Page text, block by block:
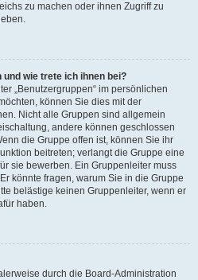
zu machen oder ihnen Zugriff zu
wie trete ich ihnen bei?
„Benutzergruppen“ im persönlichen
können Sie dies mit der
Nicht alle Gruppen sind allgemein
andere können geschlossen
die Gruppe offen ist, können Sie ihr
beitreten; verlangt die Gruppe eine
sie bewerben. Ein Gruppenleiter muss
könnte fragen, warum Sie in die Gruppe
belästige keinen Gruppenleiter, wenn er
haben.
durch die Board-Administration